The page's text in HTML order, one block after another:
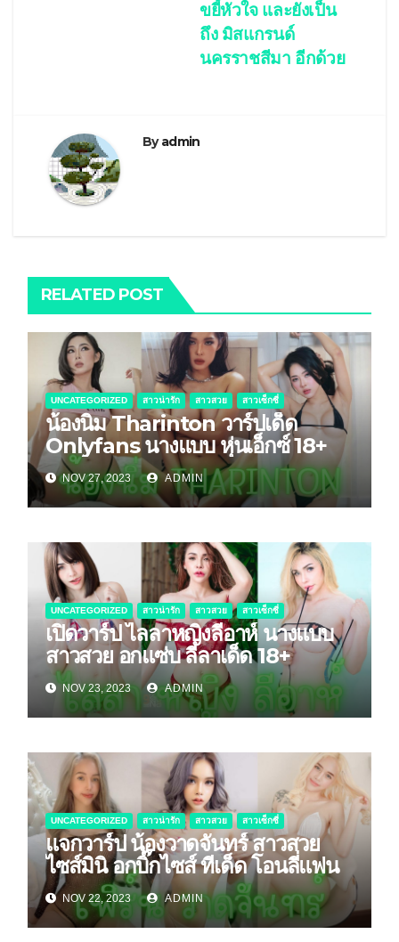
ขยี้หัวใจ และยังเป็น
ถึง มิสแกรนด์
นครราชสีมา อีกด้วย
Byadmin
RELATED POST
UNCATEGORIZED สาวน่ารัก สาวสวย สาวเซ็กซี่
น้องนิ่ม Tharinton วาร์ปเด็ด
Onlyfans นางแบบ หุ่นเอ็กซ์ 18+
NOV 27, 2023 ADMIN
UNCATEGORIZED สาวน่ารัก สาวสวย สาวเซ็กซี่
เปิดวาร์ป ไลลาหญิงลีอาห์ นางแบบ
สาวสวย อกแซ่บ ลีลาเด็ด 18+
NOV 23, 2023 ADMIN
UNCATEGORIZED สาวน่ารัก สาวสวย สาวเซ็กซี่
แจกวาร์ป น้องวาดจันทร์ สาวสวย
ไซส์มินิ อกบิ๊กไซส์ ทีเด็ด โอนลี่แฟน
NOV 22, 2023 ADMIN